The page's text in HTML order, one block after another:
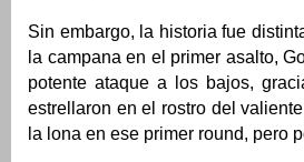
Sin embargo, la historia fue
la campana en el primer asalto,
potente ataque a los bajos,
estrellaron en el rostro del
la lona en ese primer round, pero